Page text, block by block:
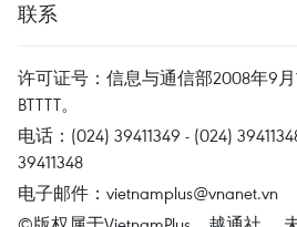
联系
许可证号：信息与通信部2008年9月
BTTTT。
电话：(024) 39411349 - (024)
39411348
电子邮件： vietnamplus@vnanet.vn